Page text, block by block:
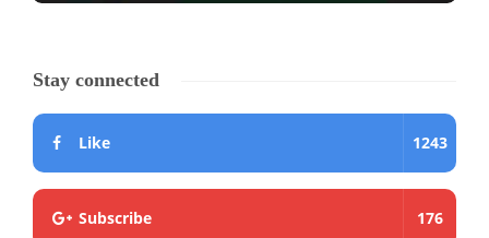
Stay connected
Like 1243
Subscribe 176